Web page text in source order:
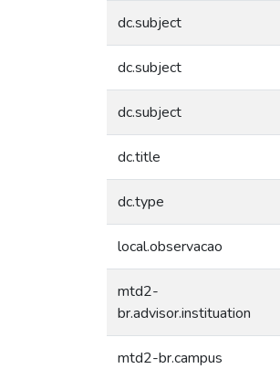
dc.subject
dc.subject
dc.subject
dc.title
dc.type
local.observacao
mtd2-
br.advisor.instituation
mtd2-br.campus